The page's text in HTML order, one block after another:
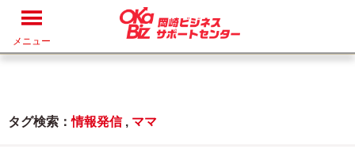
メニュー
タグ検索：情報発信, ママ